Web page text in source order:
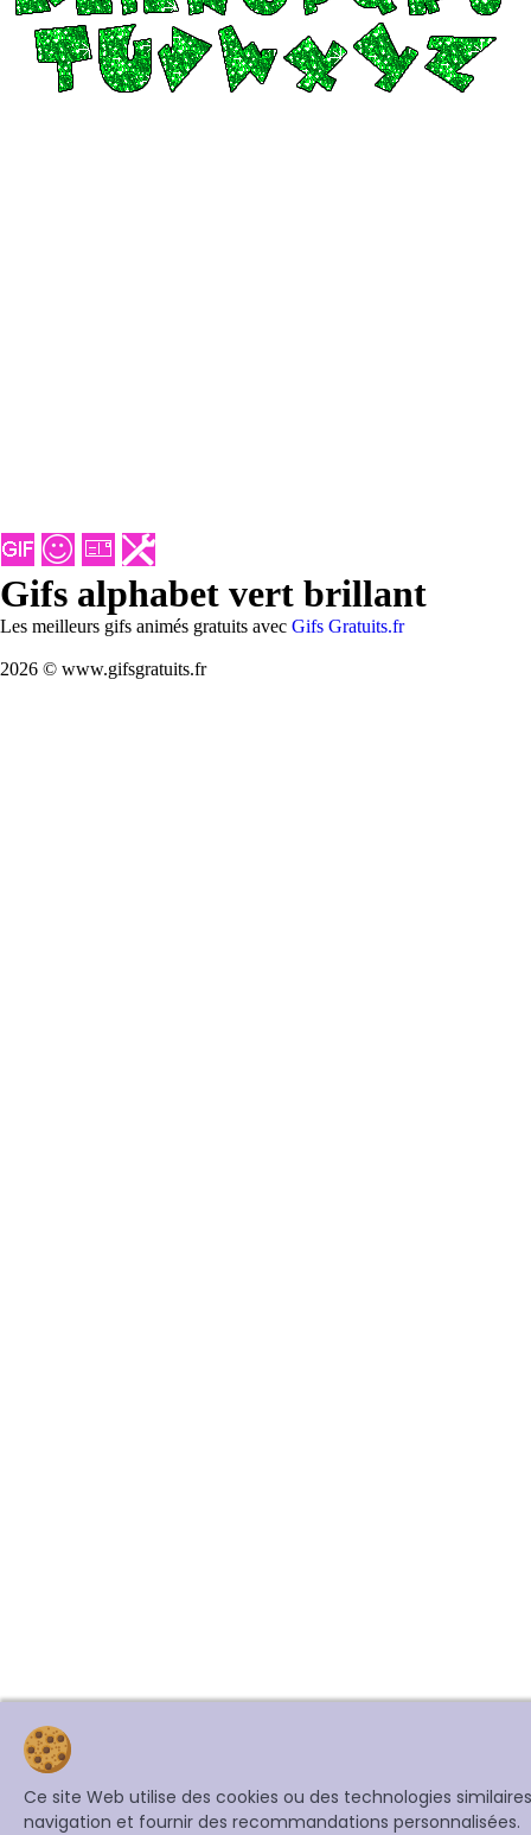
Gifs alphabet vert brillant
Les meilleurs gifs animés gratuits avec Gifs Gratuits.fr
2026 © www.gifsgratuits.fr
Ce site Web utilise des cookies ou des technologies
navigation et fournir des recommandations personnalisées.